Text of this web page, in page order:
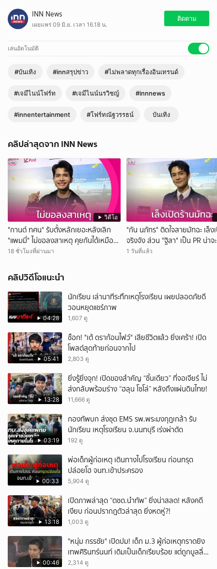
INN News
เผยแพร่ 09 มิ.ย. เวลา 16.18 น.
ติดตาม
เล่นอัตโนมัติ
#บันเทิง #innสรุปข่าว #ไม่พลาดทุกเรื่องอินเทรนด์
#เจมีไนน์โฟร์ท #เจมีไนน์นรวิชญ์ #innnews
#innentertainment #โฟร์ทณัฐวรรธน์ บันเทิง
คลิปล่าสุดจาก INN News
วิดีโอ
"กานต์ ทศน" รับตั้งหลักเยอะหลังเลิก
"แพมมี่" ไม่ขอลงสาเหตุ คุยกันได้เหมือน
เดิม
18 ชั่วโมงที่ผ่านมา
"กัน นภัทร" ติดใจสายมัทฉะ เล็ง
จริงจัง ส่วน "ฐิสา" เป็น PR น่าจะ
กว่า
1 วันที่แล้ว
คลิปวิดีโอแนะนำ
04:28
นักเรียน เล่านาทีระทึกเหตุโรงเรียน เผยปลอดภัยดี
วอนหยุดแชร์ภาพ
1,607 ดู
05:41
ช็อก! "เต้ ดราก้อนไฟว์" เสียชีวิตแล้ว ยิ่งเศร้า! เปิด
โพสต์สุดท้ายก่อนจากไป
2,803 ดู
13:28
ยิ่งรู้ยิ่งจุก! เปิดของสำคัญ “ชิ้นเดียว” ที่จอเจียร์ ไม่
ส่งกลับพร้อมร่าง “ฮลุน โซโล่” หลังถึงแผ่นดินไทย!
11,666 ดู
03:19
กองทัพบก ส่งชุด EMS รพ.พระมงกุฎเกล้า รับ
นักเรียน เหตุโรงเรียน จ.นนทบุรี เร่งผ่าตัด
192 ดู
00:33
พ่อเด็กผู้ก่อเหตุ เดินทางไปโรงเรียน ก่อนทรุด
ปล่อยโฮ จนท.เข้าประครอง
5,904 ดู
13:18
เปิดภาพล่าสุด “ตชด.นำทัพ” ยิ่งน่าสลด! หลังคดี
เงียบ ก่อนปรากฎตัวล่าสุด ยิ่งหดหู่?!
1,003 ดู
00:46
"หนุ่ม กรรชัย" เปิดปม! เด็ก ม.3 ผู้ก่อเหตุกราดยิง
เทพศิรินทร์นนท์ เดิมเป็นเด็กเรียบร้อย แต่ถูกบูลลี่
หนัก คาดแรงกดดันสะสมกลายเป็นแรงแค้น จนก่อ
2,314 ดู